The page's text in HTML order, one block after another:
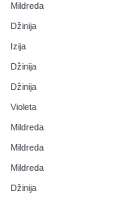
Mildreda
Džinija
Izija
Džinija
Džinija
Violeta
Mildreda
Mildreda
Mildreda
Džinija